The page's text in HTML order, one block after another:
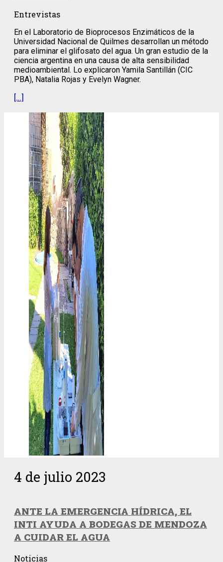
Entrevistas
En el Laboratorio de Bioprocesos Enzimáticos de la
Universidad Nacional de Quilmes desarrollan un método
para eliminar el glifosato del agua. Un gran estudio de la
ciencia argentina en una causa de alta sensibilidad
medioambiental. Lo explicaron Yamila Santillán (CIC
PBA), Natalia Rojas y Evelyn Wagner.
[…]
4 de julio 2023
ANTE LA EMERGENCIA HÍDRICA, EL
INTI AYUDA A BODEGAS DE MENDOZA
A CUIDAR EL AGUA
Noticias